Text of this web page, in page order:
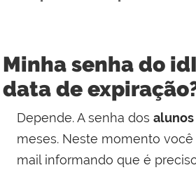
Minha senha do
data de
Depende. A senha dos alunos
meses. Neste momento
mail informando que é